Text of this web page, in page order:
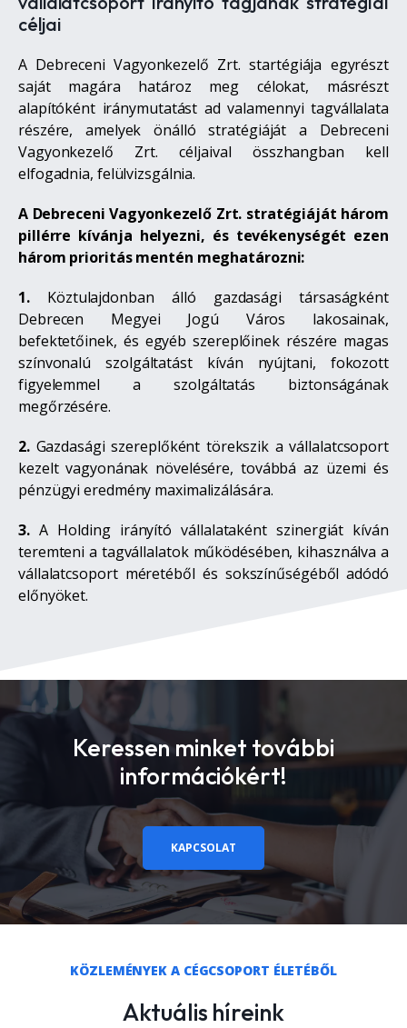
céljai
A Debreceni Vagyonkezelő Zrt. startégiája egyrészt
saját magára határoz meg célokat, másrészt
alapítóként iránymutatást ad valamennyi tagvállalata
részére, amelyek önálló stratégiáját a Debreceni
Vagyonkezelő Zrt. céljaival összhangban kell
elfogadnia, felülvizsgálnia.
A Debreceni Vagyonkezelő Zrt. stratégiáját három
pillérre kívánja helyezni, és tevékenységét ezen
három prioritás mentén meghatározni:
1.Köztulajdonban álló gazdasági társaságként
Debrecen Megyei Jogú Város lakosainak,
befektetőinek, és egyéb szereplőinek részére magas
színvonalú szolgáltatást kíván nyújtani, fokozott
figyelemmel a szolgáltatás biztonságának
megőrzésére.
2.Gazdasági szereplőként törekszik a vállalatcsoport
kezelt vagyonának növelésére, továbbá az üzemi és
pénzügyi eredmény maximalizálására.
3.A Holding irányító vállalataként szinergiát kíván
teremteni a tagvállalatok működésében, kihasználva a
vállalatcsoport méretéből és sokszínűségéből adódó
előnyöket.
Keressen minket további
információkért!
KAPCSOLAT
KÖZLEMÉNYEK A CÉGCSOPORT ÉLETÉBŐL
Aktuális híreink